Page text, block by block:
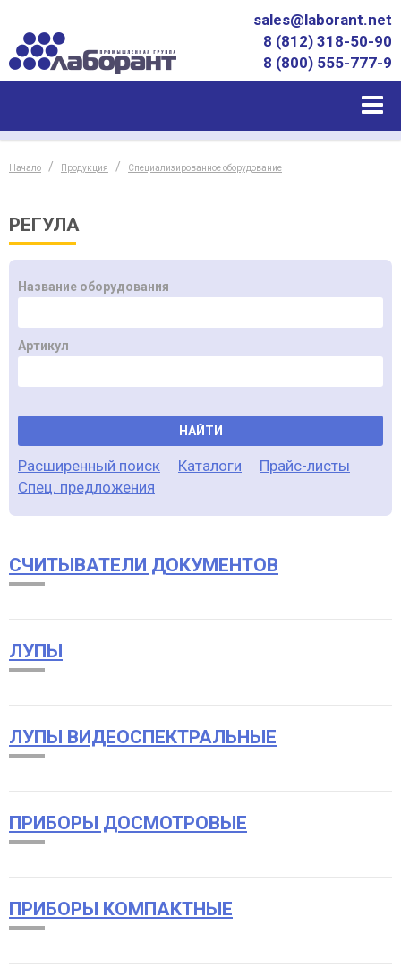
sales@laborant.net
8 (812) 318-50-90
8 (800) 555-777-9
Начало Продукция Специализированное оборудование
РЕГУЛА
Название оборудования
Артикул
НАЙТИ
Расширенный поиск Каталоги
Прайс-листы
Спец. предложения
CЧИТЫВАТЕЛИ ДОКУМЕНТОВ
ЛУПЫ
ЛУПЫ ВИДЕОСПЕКТРАЛЬНЫЕ
ПРИБОРЫ ДОСМОТРОВЫЕ
ПРИБОРЫ КОМПАКТНЫЕ